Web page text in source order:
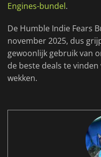
Engines-bundel.
De Humble Indie Fears
november 2025, dus
gewoonlijk gebruik van
de beste deals te
wekken.